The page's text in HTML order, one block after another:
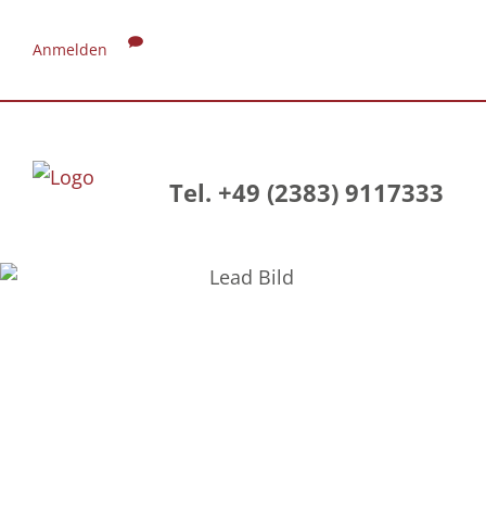
Anmelden
Tel. +49 (2383) 9117333